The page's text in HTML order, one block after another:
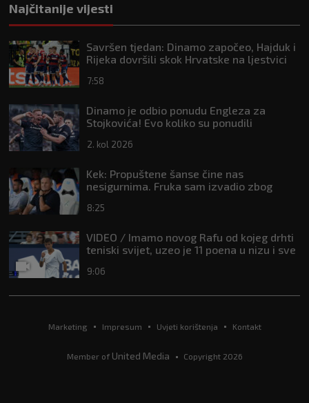
Najčitanije vijesti
Savršen tjedan: Dinamo započeo, Hajduk i
Rijeka dovršili skok Hrvatske na ljestvici
7:58
Dinamo je odbio ponudu Engleza za
Stojkovića! Evo koliko su ponudili
2. kol 2026
Kek: Propuštene šanse čine nas
nesigurnima. Fruka sam izvadio zbog
8:25
VIDEO / Imamo novog Rafu od kojeg drhti
teniski svijet, uzeo je 11 poena u nizu i sve
9:06
Marketing Impresum Uvjeti korištenja Kontakt
Member of United Media Copyright 2026